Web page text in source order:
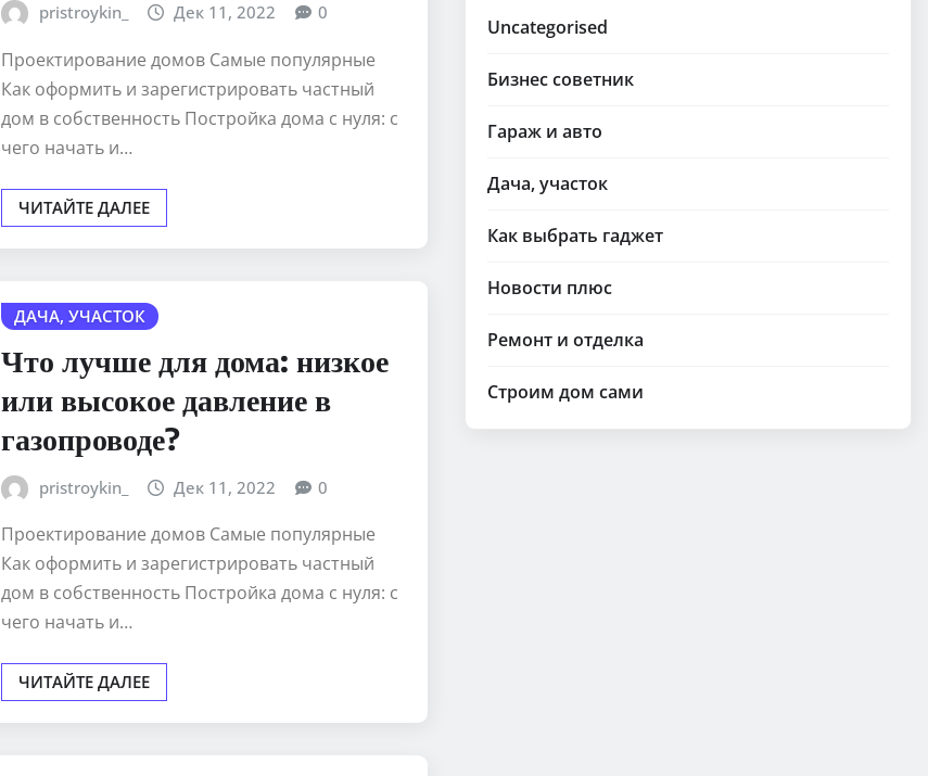
pristroykin_ Дек 11, 2022 0
Проектирование домов Самые популярные
Как оформить и зарегистрировать частный
дом в собственность Постройка дома с нуля: с
чего начать и…
ЧИТАЙТЕ ДАЛЕЕ
ДАЧА, УЧАСТОК
Что лучше для дома: низкое
или высокое давление в
газопроводе?
pristroykin_ Дек 11, 2022 0
Проектирование домов Самые популярные
Как оформить и зарегистрировать частный
дом в собственность Постройка дома с нуля: с
чего начать и…
ЧИТАЙТЕ ДАЛЕЕ
Uncategorised
Бизнес советник
Гараж и авто
Дача, участок
Как выбрать гаджет
Новости плюс
Ремонт и отделка
Строим дом сами